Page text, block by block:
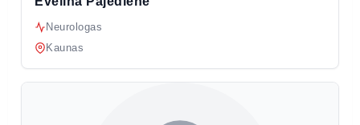
Neurologas
Kaunas